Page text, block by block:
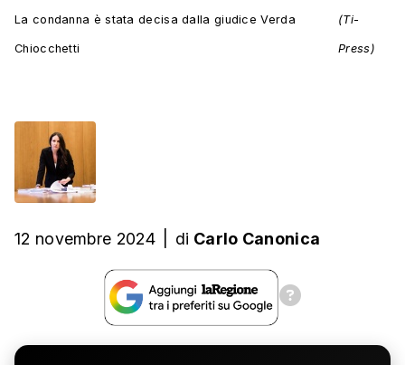
La condanna è stata decisa dalla giudice Verda
Chiocchetti
(Ti-
Press)
12 novembre 2024 di Carlo Canonica